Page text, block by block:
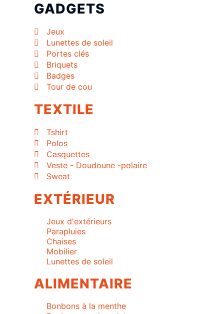
GADGETS
Jeux
Lunettes de soleil
Portes clés
Briquets
Badges
Tour de cou
TEXTILE
Tshirt
Polos
Casquettes
Veste - Doudoune -polaire
Sweat
EXTÉRIEUR
Jeux d'extérieurs
Parapluies
Chaises
Mobilier
Lunettes de soleil
ALIMENTAIRE
Bonbons à la menthe